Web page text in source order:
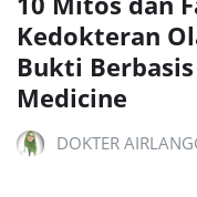
Kedokteran
Bukti
Medicine
DOKTER